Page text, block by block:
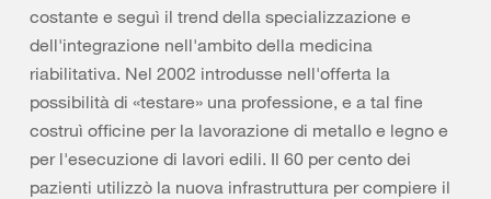
costante e seguì il trend della specializzazione e
dell'integrazione nell'ambito della medicina
riabilitativa. Nel 2002 introdusse nell'offerta la
possibilità di «testare» una professione, e a tal fine
costruì officine per la lavorazione di metallo e legno e
per l'esecuzione di lavori edili. Il 60 per cento dei
pazienti utilizzò la nuova infrastruttura per compiere il